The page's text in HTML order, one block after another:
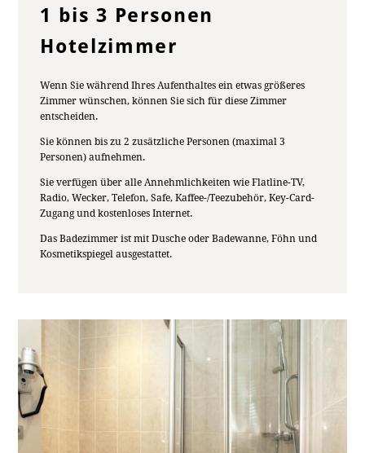
1 bis 3 Personen
Hotelzimmer
Wenn Sie während Ihres Aufenthaltes ein etwas größeres
Zimmer wünschen, können Sie sich für diese Zimmer
entscheiden.
Sie können bis zu 2 zusätzliche Personen (maximal 3
Personen) aufnehmen.
Sie verfügen über alle Annehmlichkeiten wie Flatline-TV,
Radio, Wecker, Telefon, Safe, Kaffee-/Teezubehör, Key-Card-
Zugang und kostenloses Internet.
Das Badezimmer ist mit Dusche oder Badewanne, Föhn und
Kosmetikspiegel ausgestattet.